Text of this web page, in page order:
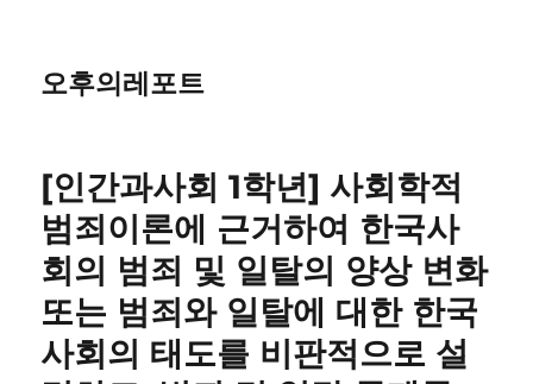
오후의레포트
[인간과사회 1학년] 사회학적
범죄이론에 근거하여 한국사
회의 범죄 및 일탈의 양상 변화
또는 범죄와 일탈에 대한 한국
사회의 태도를 비판적으로 설